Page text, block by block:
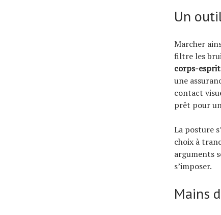
Un
Marcher
filtre les
corps-
une
contact
prêt pour
La posture
choix à
arguments
s’imposer.
Mains